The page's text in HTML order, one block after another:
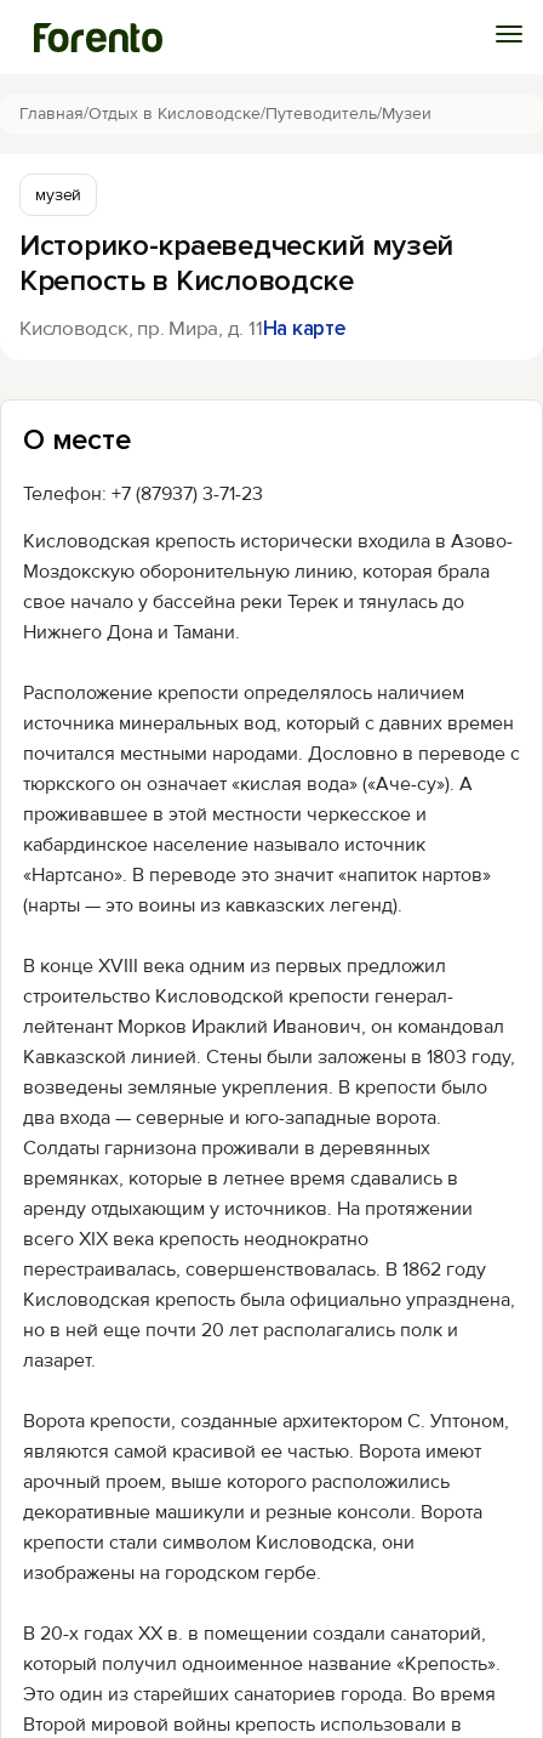
Войти
Избранное
История просмотра
Добавить свой объект
Главная/Отдых в Кисловодске/Путеводитель/Музеи
музей
Историко-краеведческий музей
Крепость в Кисловодске
Кисловодск, пр. Мира, д. 11На карте
О месте
Телефон: +7 (87937) 3-71-23
Кисловодская крепость исторически входила в Азово-
Моздокскую оборонительную линию, которая брала
свое начало у бассейна реки Терек и тянулась до
Нижнего Дона и Тамани.
Расположение крепости определялось наличием
источника минеральных вод, который с давних времен
почитался местными народами. Дословно в переводе с
тюркского он означает «кислая вода» («Аче-су»). А
проживавшее в этой местности черкесское и
кабардинское население называло источник
«Нартсано». В переводе это значит «напиток нартов»
(нарты — это воины из кавказских легенд).
В конце XVIII века одним из первых предложил
строительство Кисловодской крепости генерал-
лейтенант Морков Ираклий Иванович, он командовал
Кавказской линией. Стены были заложены в 1803 году,
возведены земляные укрепления. В крепости было
два входа — северные и юго-западные ворота.
Солдаты гарнизона проживали в деревянных
времянках, которые в летнее время сдавались в
аренду отдыхающим у источников. На протяжении
всего XIX века крепость неоднократно
перестраивалась, совершенствовалась. В 1862 году
Кисловодская крепость была официально упразднена,
но в ней еще почти 20 лет располагались полк и
лазарет.
Ворота крепости, созданные архитектором С. Уптоном,
являются самой красивой ее частью. Ворота имеют
арочный проем, выше которого расположились
декоративные машикули и резные консоли. Ворота
крепости стали символом Кисловодска, они
изображены на городском гербе.
В 20-х годах ХХ в. в помещении создали санаторий,
который получил одноименное название «Крепость».
Это один из старейших санаториев города. Во время
Второй мировой войны крепость использовали в